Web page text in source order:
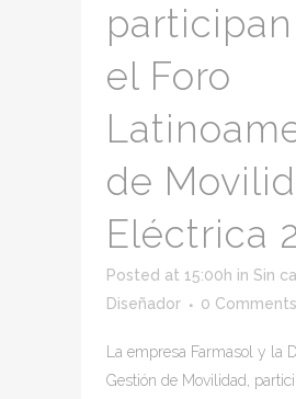
el Foro
de
Eléctrica
Posted at 15:00h in Sin
Diseñador
0 Comments
La empresa Farmasol y la
Gestión de Movilidad,